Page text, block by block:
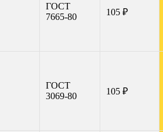
ГОСТ
7665-80
105 ₽
ГОСТ
3069-80
105 ₽